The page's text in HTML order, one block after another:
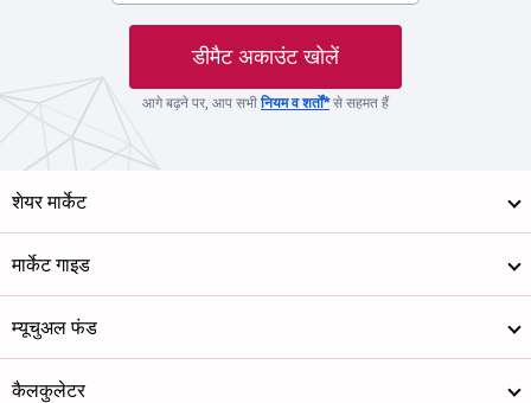
डीमैट अकाउंट खोलें
आगे बढ़ने पर, आप सभीनियम व शर्तों*से सहमत हैं
शेयर मार्केट
मार्केट गाइड
म्यूचुअल फंड
कैलकुलेटर